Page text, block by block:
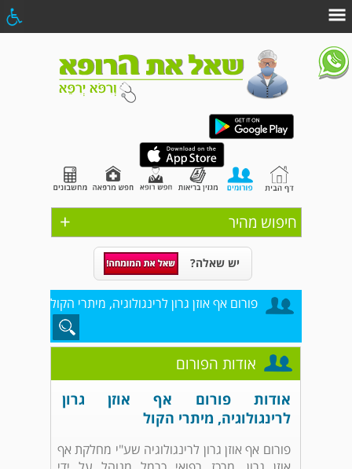
+ חיפוש מהיר
יש שאלה?
פורום אף אוזן גרון לרינגולוגיה, מיתרי הקול
אודות הפורום
אודות פורום אף אוזן גרון
לרינגולוגיה, מיתרי הקול
פורום אף אוזן גרון לרינגולוגיה שע"י מחלקת אף